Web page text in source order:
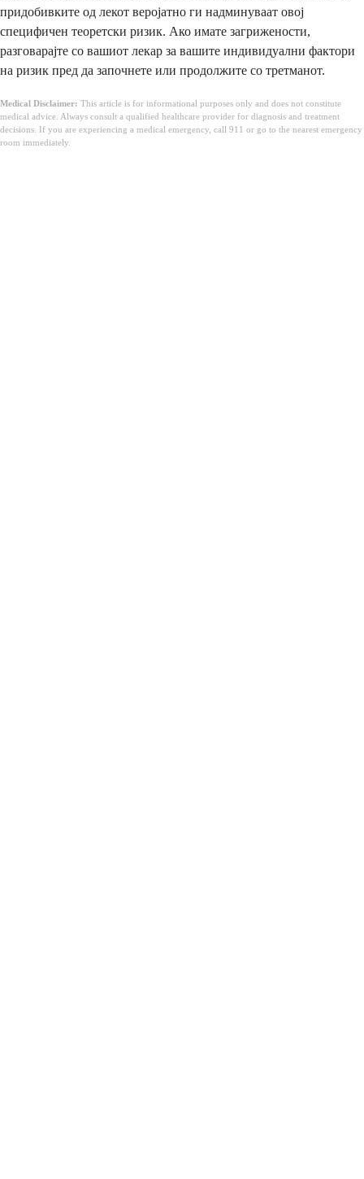
придобивките од лекот веројатно ги надминуваат овој
специфичен теоретски ризик. Ако имате загрижености,
разговарајте со вашиот лекар за вашите индивидуални фактори
на ризик пред да започнете или продолжите со третманот.
Medical Disclaimer: This article is for informational purposes only and does not constitute
medical advice. Always consult a qualified healthcare provider for diagnosis and treatment
decisions. If you are experiencing a medical emergency, call 911 or go to the nearest emergency
room immediately.